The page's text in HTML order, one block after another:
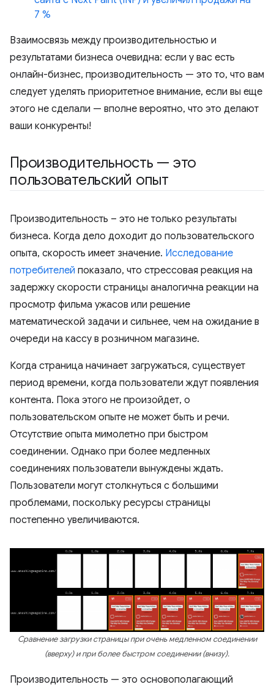
7 %
Взаимосвязь между производительностью и
результатами бизнеса очевидна: если у вас есть
онлайн-бизнес, производительность — это то, что вам
следует уделять приоритетное внимание, если вы еще
этого не сделали — вполне вероятно, что это делают
ваши конкуренты!
Производительность — это
пользовательский опыт
Производительность – это не только результаты
бизнеса. Когда дело доходит до пользовательского
опыта, скорость имеет значение. Исследование
потребителей показало, что стрессовая реакция на
задержку скорости страницы аналогична реакции на
просмотр фильма ужасов или решение
математической задачи и сильнее, чем на ожидание в
очереди на кассу в розничном магазине.
Когда страница начинает загружаться, существует
период времени, когда пользователи ждут появления
контента. Пока этого не произойдет, о
пользовательском опыте не может быть и речи.
Отсутствие опыта мимолетно при быстром
соединении. Однако при более медленных
соединениях пользователи вынуждены ждать.
Пользователи могут столкнуться с большими
проблемами, поскольку ресурсы страницы
постепенно увеличиваются.
Сравнение загрузки страницы при очень медленном соединении
(вверху) и при более быстром соединении (внизу).
Производительность — это основополагающий